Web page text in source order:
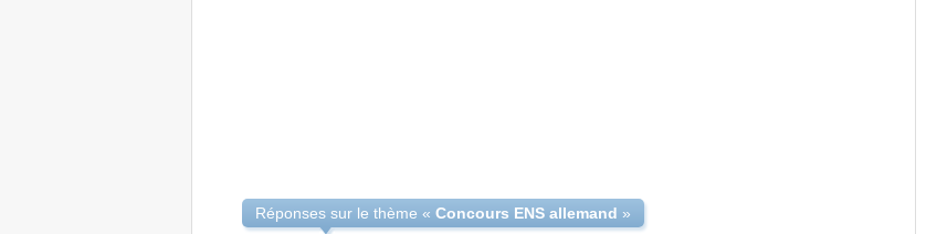
Réponses sur le thème « Concours ENS allemand »